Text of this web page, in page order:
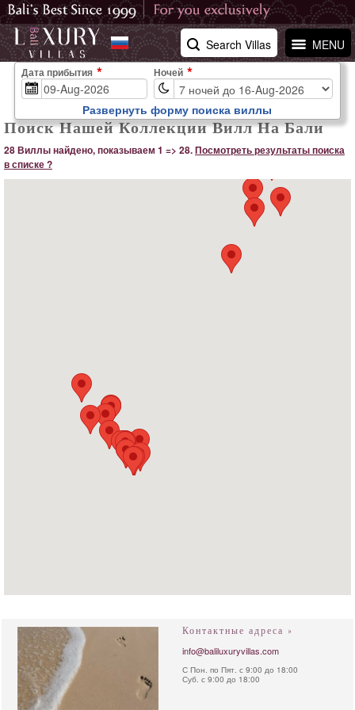
MENU
Search Villas
Поиск Нашей Коллекции Вилл На Бали
28 Виллы найдено, показываем 1 => 28.Посмотреть результаты поиска
в списке ?
Контактные адреса »
info@baliluxuryvillas.com
С Пон. по Пят. с 9:00 до 18:00
Суб. с 9:00 до 18:00
Дата прибытия Ночей
Развернуть форму поиска виллы